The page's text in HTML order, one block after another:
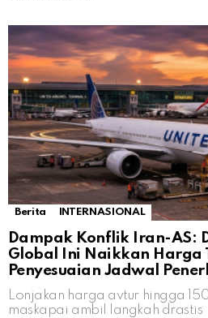
Berita INTERNASIONAL
Dampak Konflik Iran-AS:
Global Ini Naikkan Harga
Penyesuaian Jadwal
Lonjakan harga avtur hingga
maskapai ambil langkah drastis